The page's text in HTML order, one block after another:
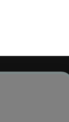
ссылки на